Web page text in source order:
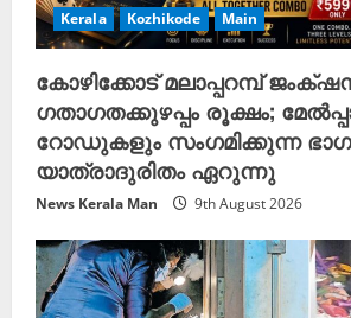
Kerala Kozhikode Main
കോഴിക്കോട് മലാപ്പറമ്പ്
ഗതാഗതക്കുഴപ്പം രൂക്ഷം;
റോഡുകളും സംഗമിക്കുന്ന
യാത്രാദുരിതം ഏറുന്നു
News Kerala Man 9th August 2026